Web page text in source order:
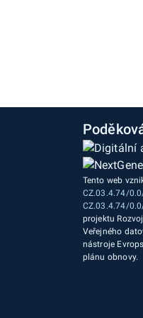
Tento web
CZ.03.4.74/
CZ.03.4.74/
projektu
Veřejného
nástroje
plánu obnovy.